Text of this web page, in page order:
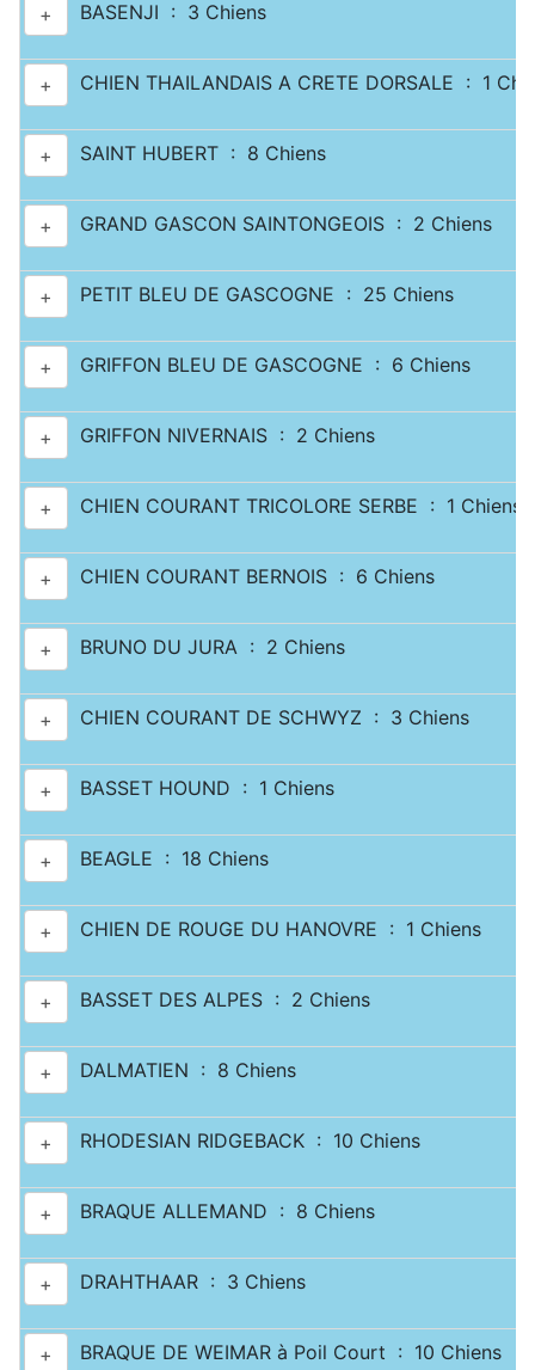
+ BASENJI : 3 Chiens
+ CHIEN THAILANDAIS A CRETE DORSALE : 1
+ SAINT HUBERT : 8 Chiens
+ GRAND GASCON SAINTONGEOIS : 2 Chiens
+ PETIT BLEU DE GASCOGNE : 25 Chiens
+ GRIFFON BLEU DE GASCOGNE : 6 Chiens
+ GRIFFON NIVERNAIS : 2 Chiens
+ CHIEN COURANT TRICOLORE SERBE : 1 Chiens
+ CHIEN COURANT BERNOIS : 6 Chiens
+ BRUNO DU JURA : 2 Chiens
+ CHIEN COURANT DE SCHWYZ : 3 Chiens
+ BASSET HOUND : 1 Chiens
+ BEAGLE : 18 Chiens
+ CHIEN DE ROUGE DU HANOVRE : 1 Chiens
+ BASSET DES ALPES : 2 Chiens
+ DALMATIEN : 8 Chiens
+ RHODESIAN RIDGEBACK : 10 Chiens
+ BRAQUE ALLEMAND : 8 Chiens
+ DRAHTHAAR : 3 Chiens
+ BRAQUE DE WEIMAR à Poil Court : 10 Chiens